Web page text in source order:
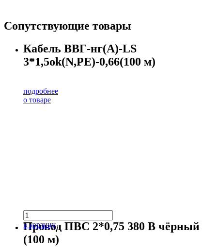
Сопутствующие товары
Кабель ВВГ-нг(А)-LS
3*1,5ok(N,PE)-0,66(100 м)
подробнее
о товаре
в корзину
Провод ПВС 2*0,75 380 В чёрный
(100 м)